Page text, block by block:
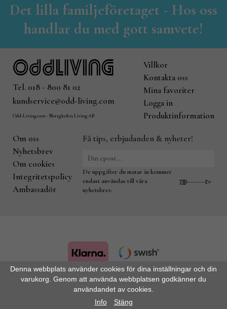
Det lilla familjeföretaget - Hos oss
handlar du med gott samvete!
Tel. 018 - 800 81 02
kundservice@odd-living.com
Odd-Living.com - Norrgården Living AB
Villkor
Kontakta oss
Mina favoriter
Logga in
Produktinformation
Om oss
Nyhetsbrev
Om cookies
Integritetspolicy
Ambassadör
Få tips, erbjudanden & nyheter!
De uppgifter du matar in kommer
endast användas till våra
nyhetsbrev.
Drift & produktion:Wikinggruppen
Denna webbplats använder cookies för dina inställningar och din
varukorg. Genom att använda webbplatsen godkänner du
användandet av cookies.
Info
Stäng